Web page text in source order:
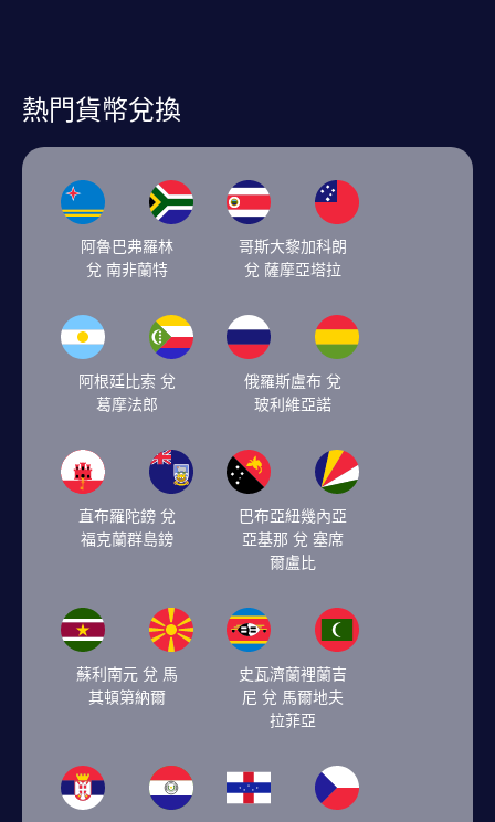
熱門貨幣兌換
阿魯巴弗羅林
兌 南非蘭特
哥斯大黎加科朗
兌 薩摩亞塔拉
阿根廷比索 兌
葛摩法郎
俄羅斯盧布 兌
玻利維亞諾
直布羅陀鎊 兌
福克蘭群島鎊
巴布亞紐幾內亞
亞基那 兌 塞席
爾盧比
蘇利南元 兌 馬
其頓第納爾
史瓦濟蘭裡蘭吉
尼 兌 馬爾地夫
拉菲亞